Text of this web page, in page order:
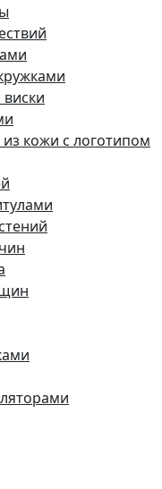
кожи с логотипом